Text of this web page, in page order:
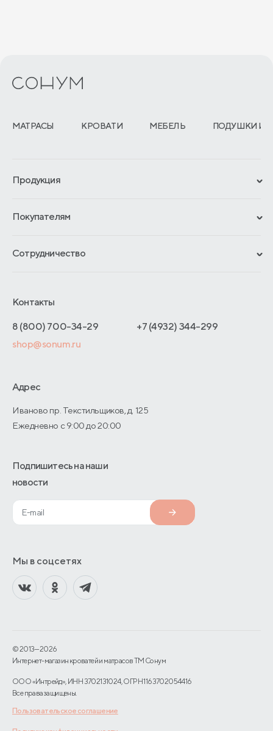
МАТРАСЫ КРОВАТИ МЕБЕЛЬ ПОДУШКИ И
Продукция
Гарантии
Отзывы покупателей
Покупателям
Обмен и возврат
Как оформить заказ
Адреса магазинов
Договор-оферты
Сотрудничество
Отельерам
Оптовые продажи
О производстве
Контакты
8 (800) 700-34-29
+7 (4932) 344-299
shop@sonum.ru
Адрес
Иваново пр. Текстильщиков, д. 125
Ежедневно с 9:00 до 20:00
Подпишитесь на наши
новости
Мы в соцсетях
© 2013—2026
Интернет-магазин кроватей и матрасов TM Сонум
ООО «Интрейд», ИНН 3702131024, ОГРН 1163702054416
Все права защищены.
Пользовательское соглашение